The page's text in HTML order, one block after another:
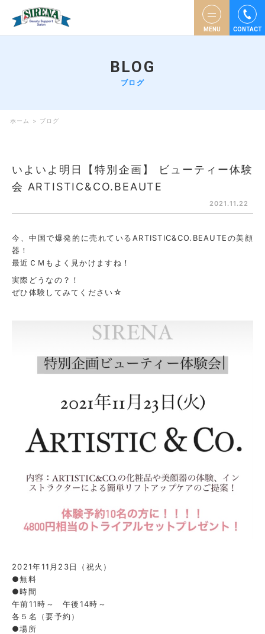
MENU CONTACT
BLOG
ブログ
ホーム > ブログ
いよいよ明日【特別企画】 ビューティー体験
会 ARTISTIC&CO.BEAUTE
2021.11.22
今、中国で爆発的に売れているARTISTIC&CO.BEAUTEの美顔
器！
最近ＣＭもよく見かけますね！
実際どうなの？！
ぜひ体験してみてください☆
2021年11月23日（祝火）
●無料
●時間
午前11時～ 午後14時～
各５名（要予約）
●場所